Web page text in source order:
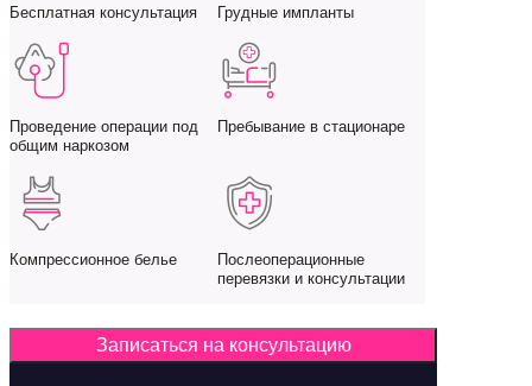
Бесплатная консультация Грудные импланты
Проведение операции под
общим наркозом
Пребывание в стационаре
Компрессионное белье
Послеоперационные
перевязки и консультации
Записаться на консультацию